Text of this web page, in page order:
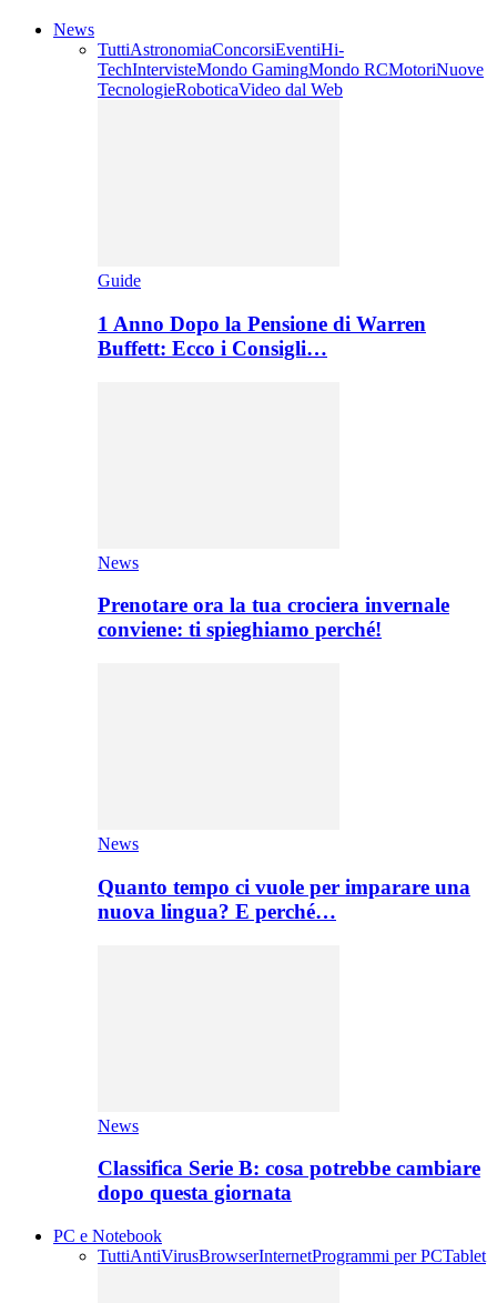
News
TuttiAstronomiaConcorsiEventiHi-
TechIntervisteMondo GamingMondo RCMotoriNuove
TecnologieRoboticaVideo dal Web
Guide
1 Anno Dopo la Pensione di Warren
Buffett: Ecco i Consigli…
News
Prenotare ora la tua crociera invernale
conviene: ti spieghiamo perché!
News
Quanto tempo ci vuole per imparare una
nuova lingua? E perché…
News
Classifica Serie B: cosa potrebbe cambiare
dopo questa giornata
PC e Notebook
TuttiAntiVirusBrowserInternetProgrammi per PCTablet